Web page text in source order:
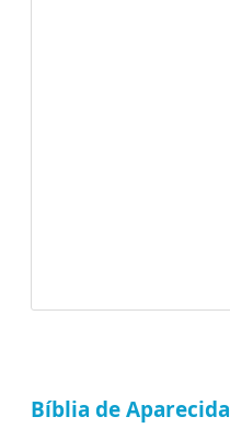
Bíblia de Aparecida